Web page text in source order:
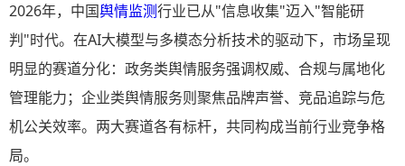
2026年，中国舆情监测行业已从"信息收集"迈入"智能研
判"时代。在AI大模型与多模态分析技术的驱动下，市场呈现
明显的赛道分化：政务类舆情服务强调权威、合规与属地化
管理能力；企业类舆情服务则聚焦品牌声誉、竞品追踪与危
机公关效率。两大赛道各有标杆，共同构成当前行业竞争格
局。